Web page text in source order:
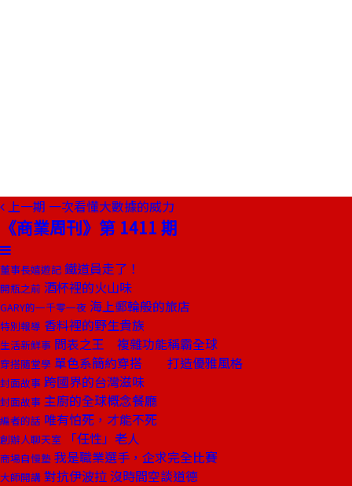
上一期 一次看懂大數據的威力
《商業周刊》第 1411 期
董事長嬉遊記 鐵道員走了！
開瓶之前 酒杯裡的火山味
GARY的一千零一夜 海上郵輪般的旅店
特別報導 香料裡的野生貴族
生活新鮮事 問表之王 複雜功能稱霸全球
穿搭隨堂學 單色系簡約穿搭 打造優雅風格
封面故事 跨國界的台灣滋味
封面故事 主廚的全球概念餐廳
編者的話 唯有怕死，才能不死
創辦人聊天室 「任性」老人
商場自慢塾 我是職業選手，企求完全比賽
大師開講 對抗伊波拉 沒時間空談道德